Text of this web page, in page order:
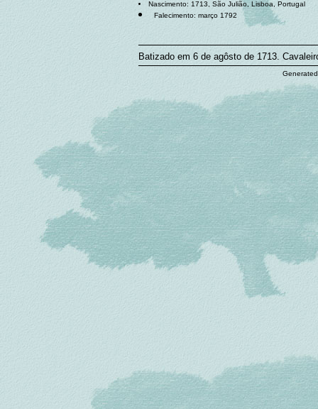
Nascimento: 1713, São Julião, Lisboa, Portugal
Falecimento: março 1792
Batizado em 6 de agôsto de 1713.